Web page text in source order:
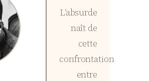
L’absurde
naît de
cette
confrontation
entre